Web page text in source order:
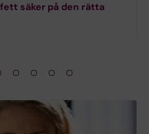
säker på den rätta